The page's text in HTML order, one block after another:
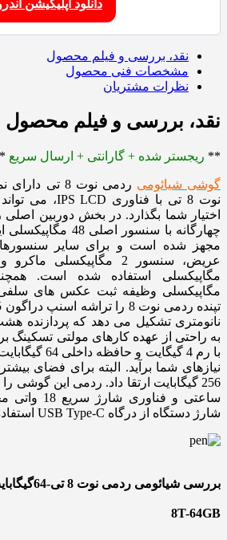
دانلود اپلیکیشن
نقد، بررسی و فیلم محصول
مشخصات فنی محصول
نظرات مشتریان
نقد، بررسی و فیلم محصول
** ریجستر شده + گارانتی + ارسال سریع
گوشی شیائومی
مگاپیکسلی وظیفه ثبت عکس های سلفی
نانومتری تشکیل می دهد که پردازنده
به راحتی از عهده کارهای مولتی تسکینگ
با رم 4 گیگایت
نیازهای شما برآید. البته برای فضای
ساعتی و
شارژ دستگاه از درگاه USB Type-C استفاده می کند.
8T-64GB